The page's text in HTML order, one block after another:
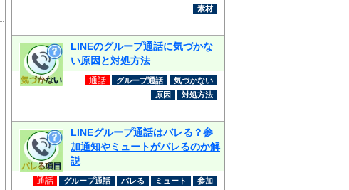
素材
LINEのグループ通話に気づかな
い原因と対処方法
通話 グループ通話
気づかない
原因
対処方法
LINEグループ通話はバレる？参
加通知やミュートがバレるのか解
説
通話 グループ通話 バレる ミュート
参加